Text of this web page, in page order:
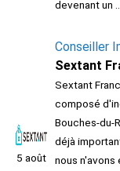
devenant un ...
5 août
Conseiller
Sextant
Sextant
composé
Bouches-du-
déjà
nous n'avons